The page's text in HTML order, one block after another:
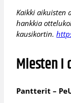
Kaikki aikuisten
hankkia
kausikortin.
Miesten I
Pantterit –